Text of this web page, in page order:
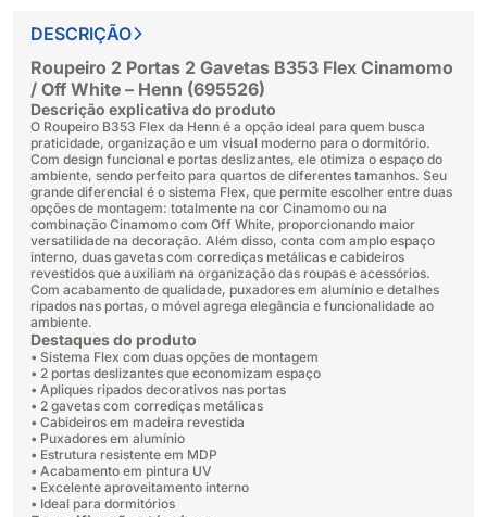
DESCRIÇÃO
Roupeiro 2 Portas 2 Gavetas B353 Flex Cinamomo
/ Off White – Henn (695526)
Descrição explicativa do produto
O Roupeiro B353 Flex da Henn é a opção ideal para quem busca
praticidade, organização e um visual moderno para o dormitório.
Com design funcional e portas deslizantes, ele otimiza o espaço do
ambiente, sendo perfeito para quartos de diferentes tamanhos. Seu
grande diferencial é o sistema Flex, que permite escolher entre duas
opções de montagem: totalmente na cor Cinamomo ou na
combinação Cinamomo com Off White, proporcionando maior
versatilidade na decoração. Além disso, conta com amplo espaço
interno, duas gavetas com corrediças metálicas e cabideiros
revestidos que auxiliam na organização das roupas e acessórios.
Com acabamento de qualidade, puxadores em alumínio e detalhes
ripados nas portas, o móvel agrega elegância e funcionalidade ao
ambiente.
Destaques do produto
• Sistema Flex com duas opções de montagem
• 2 portas deslizantes que economizam espaço
• Apliques ripados decorativos nas portas
• 2 gavetas com corrediças metálicas
• Cabideiros em madeira revestida
• Puxadores em alumínio
• Estrutura resistente em MDP
• Acabamento em pintura UV
• Excelente aproveitamento interno
• Ideal para dormitórios